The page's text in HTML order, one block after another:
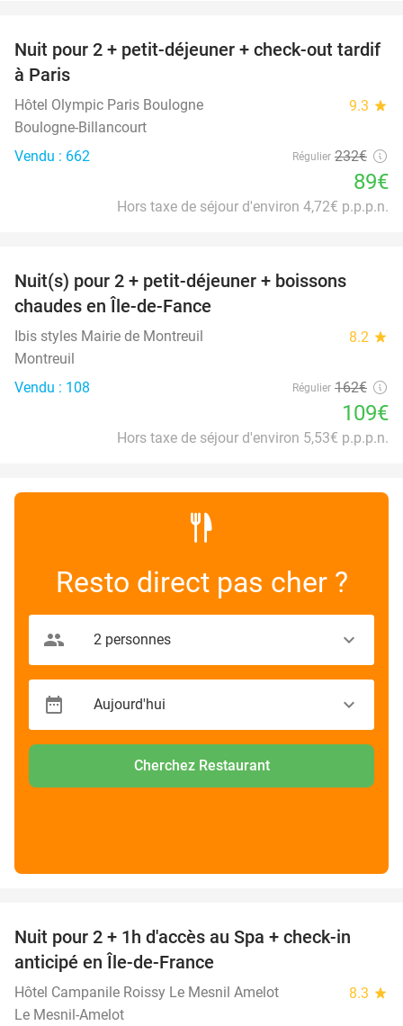
62%
Nuit pour 2 + petit-déjeuner + check-out tardif
à Paris
Hôtel Olympic Paris Boulogne 9.3 star
Boulogne-Billancourt
Vendu : 662
Régulier 232€
89€
Hors taxe de séjour d'environ 4,72€ p.p.p.n.
Nuit(s) pour 2 + petit-déjeuner + boissons
chaudes en Île-de-Fance
Ibis styles Mairie de Montreuil 8.2 star
Montreuil
Vendu : 108
Régulier 162€
109€
Hors taxe de séjour d'environ 5,53€ p.p.p.n.
Resto direct pas cher ?
Cherchez Restaurant
42%
Nuit pour 2 + 1h d'accès au Spa + check-in
anticipé en Île-de-France
Hôtel Campanile Roissy Le Mesnil Amelot 8.3 star
Le Mesnil-Amelot